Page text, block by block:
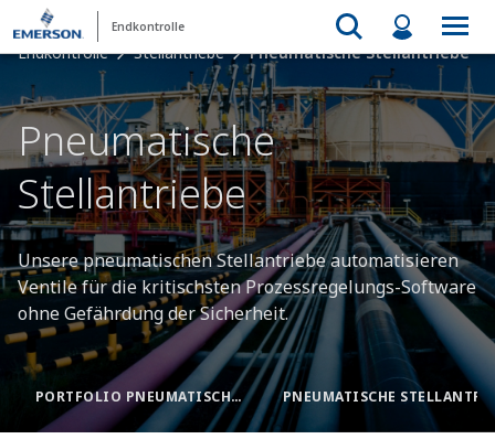
Endkontrolle
Endkontrolle Stellantriebe Pneumatische Stellantriebe
Pneumatische
Stellantriebe
Unsere pneumatischen Stellantriebe automatisieren
Ventile für die kritischsten Prozessregelungs-Software
ohne Gefährdung der Sicherheit.
PORTFOLIO PNEUMATISCHER STELLANTRIEBE PNEUMATISCHE STELLANTRIEBSPRODUKTE